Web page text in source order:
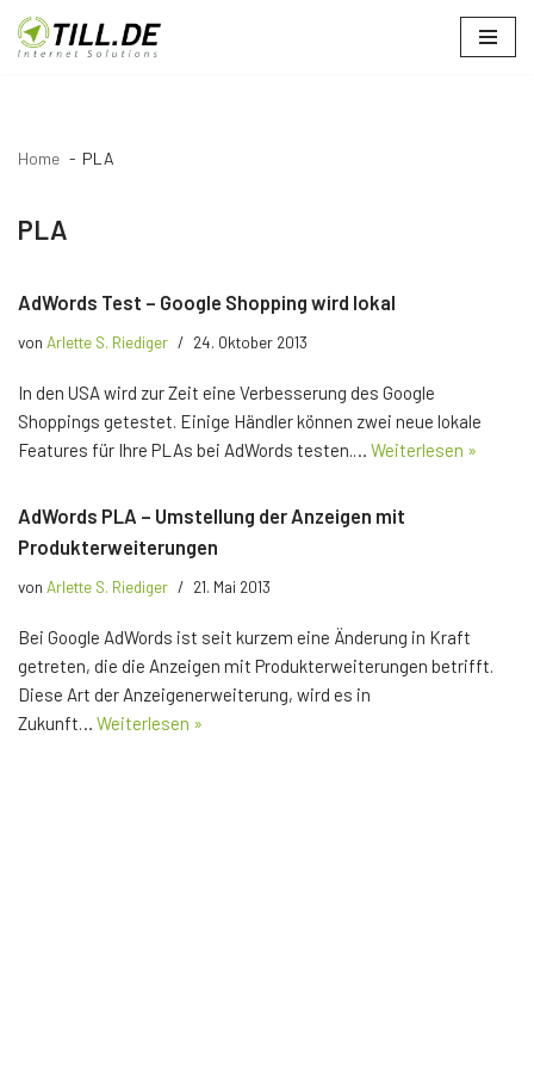
Zum
Home PLA
PLA
AdWords Test – Google Shopping wird lokal
von Arlette S. Riediger 24. Oktober 2013
In den USA wird zur Zeit eine Verbesserung des Google
Shoppings getestet. Einige Händler können zwei neue lokale
Features für Ihre PLAs bei AdWords testen.… Weiterlesen »
AdWords PLA – Umstellung der Anzeigen mit
Produkterweiterungen
von Arlette S. Riediger 21. Mai 2013
Bei Google AdWords ist seit kurzem eine Änderung in Kraft
getreten, die die Anzeigen mit Produkterweiterungen betrifft.
Diese Art der Anzeigenerweiterung, wird es in
Zukunft… Weiterlesen »